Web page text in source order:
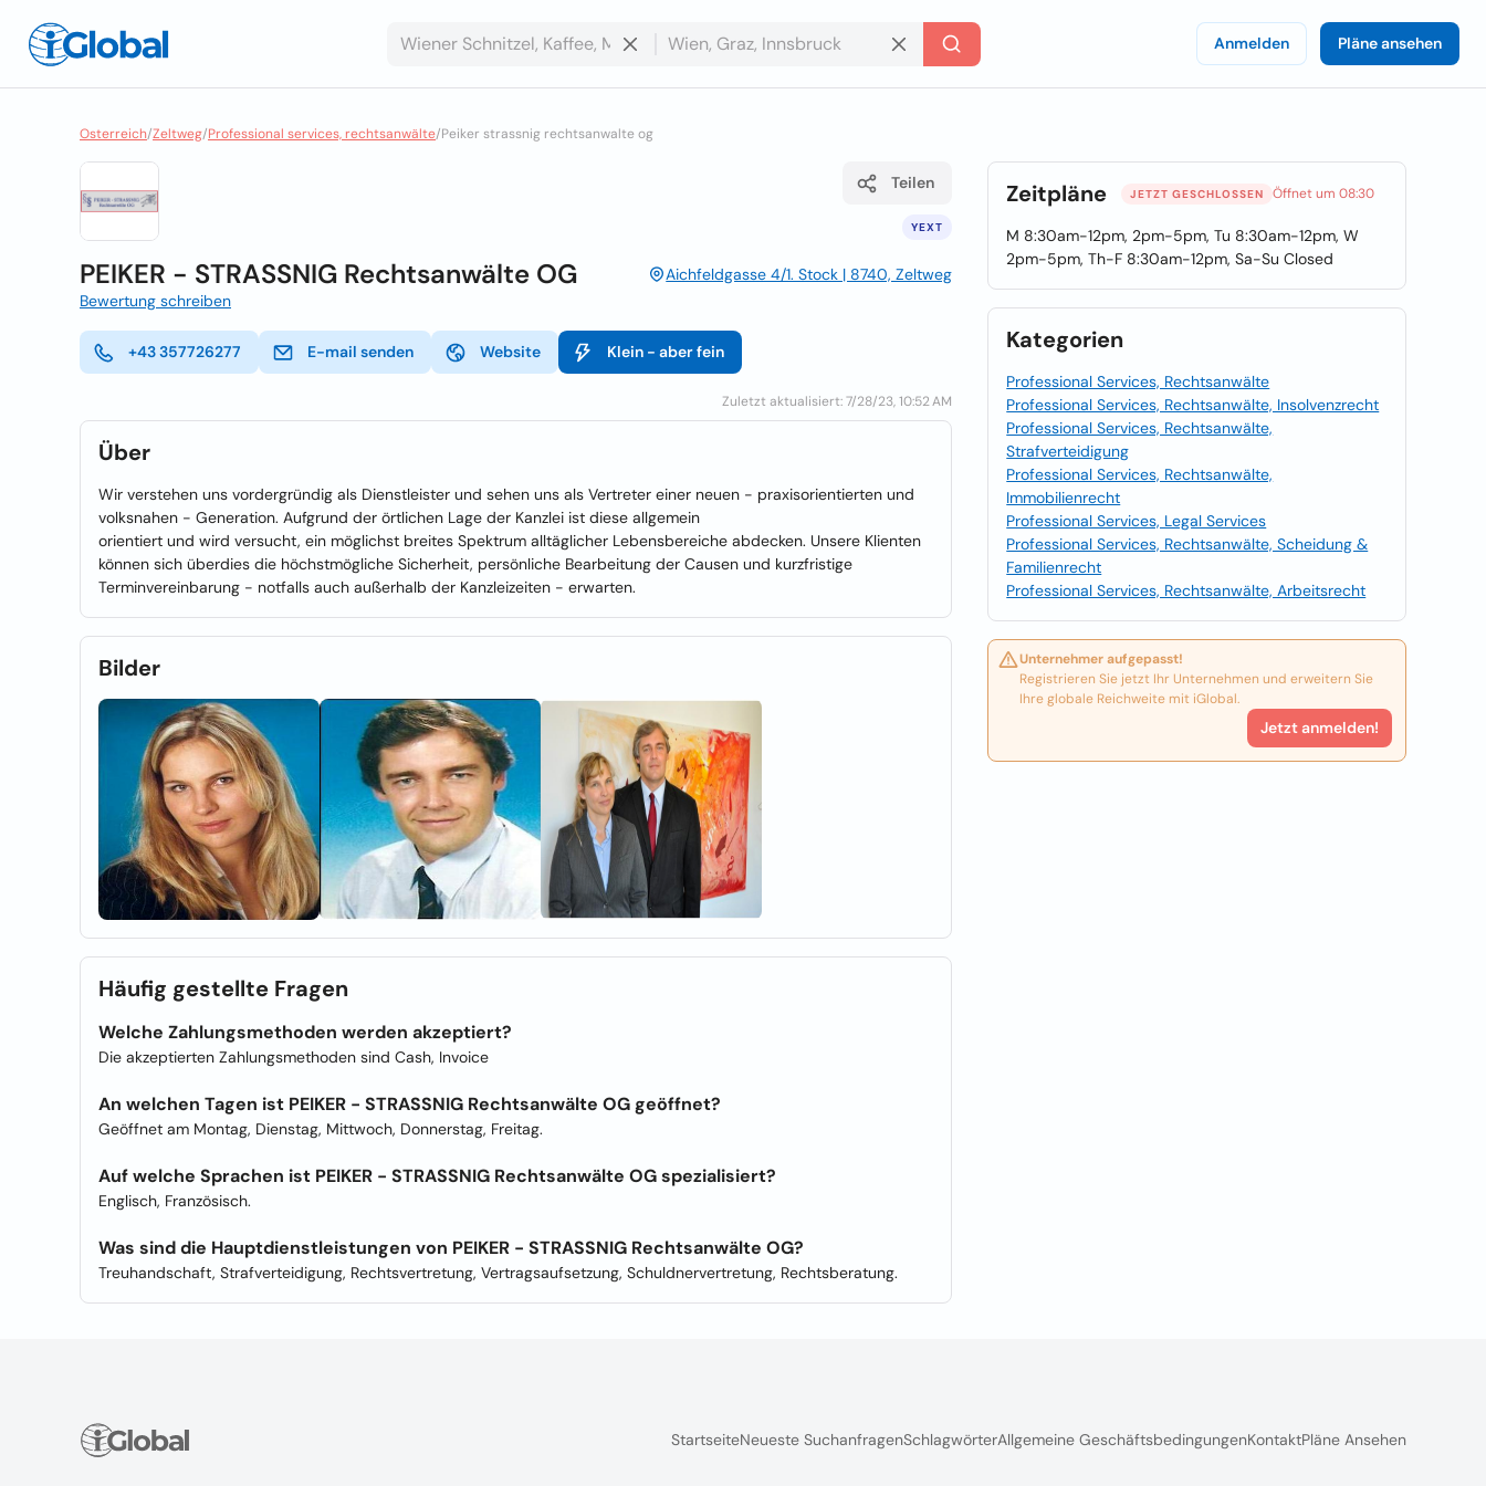
Anmelden Pläne ansehen
Osterreich/Zeltweg/Professional services, rechtsanwälte/Peiker strassnig rechtsanwalte og
YEXT
Teilen
PEIKER - STRASSNIG Rechtsanwälte OG
Aichfeldgasse 4/1. Stock | 8740, Zeltweg
Bewertung schreiben
+43 357726277 E-mail senden Website Klein - aber fein
Zuletzt aktualisiert: 7/28/23, 10:52 AM
Über
Wir verstehen uns vordergründig als Dienstleister und sehen uns als Vertreter einer neuen - praxisorientierten und
volksnahen - Generation. Aufgrund der örtlichen Lage der Kanzlei ist diese allgemein
orientiert und wird versucht, ein möglichst breites Spektrum alltäglicher Lebensbereiche abdecken. Unsere Klienten
können sich überdies die höchstmögliche Sicherheit, persönliche Bearbeitung der Causen und kurzfristige
Terminvereinbarung - notfalls auch außerhalb der Kanzleizeiten - erwarten.
Bilder
Häufig gestellte Fragen
Welche Zahlungsmethoden werden akzeptiert?
Die akzeptierten Zahlungsmethoden sind Cash, Invoice
An welchen Tagen ist PEIKER - STRASSNIG Rechtsanwälte OG geöffnet?
Geöffnet am Montag, Dienstag, Mittwoch, Donnerstag, Freitag.
Auf welche Sprachen ist PEIKER - STRASSNIG Rechtsanwälte OG spezialisiert?
Englisch, Französisch.
Was sind die Hauptdienstleistungen von PEIKER - STRASSNIG Rechtsanwälte OG?
Treuhandschaft, Strafverteidigung, Rechtsvertretung, Vertragsaufsetzung, Schuldnervertretung, Rechtsberatung.
Zeitpläne JETZT GESCHLOSSEN Öffnet um 08:30
M 8:30am-12pm, 2pm-5pm, Tu 8:30am-12pm, W
2pm-5pm, Th-F 8:30am-12pm, Sa-Su Closed
Kategorien
Professional Services, Rechtsanwälte
Professional Services, Rechtsanwälte, Insolvenzrecht
Professional Services, Rechtsanwälte,
Strafverteidigung
Professional Services, Rechtsanwälte,
Immobilienrecht
Professional Services, Legal Services
Professional Services, Rechtsanwälte, Scheidung &
Familienrecht
Professional Services, Rechtsanwälte, Arbeitsrecht
Unternehmer aufgepasst!
Registrieren Sie jetzt Ihr Unternehmen und erweitern Sie
Ihre globale Reichweite mit iGlobal.
Jetzt anmelden!
StartseiteNeueste SuchanfragenSchlagwörterAllgemeine GeschäftsbedingungenKontaktPläne Ansehen